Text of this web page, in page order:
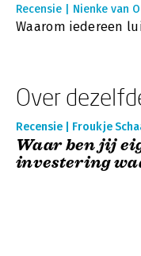
Recensie | Nienke van
Waarom iedereen
Over
Recensie | Froukje
Waar ben jij
investering